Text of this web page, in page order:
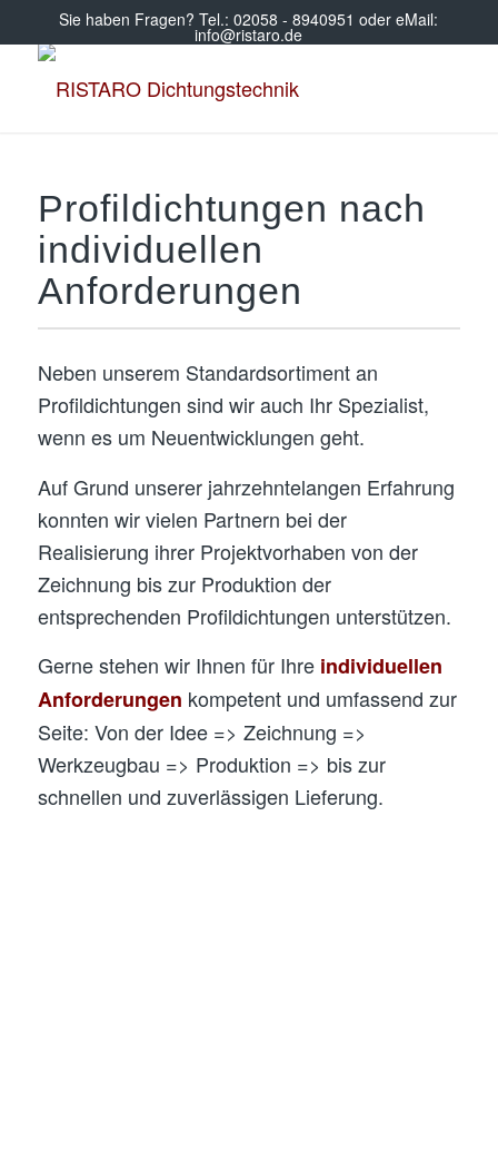
Sie haben Fragen? Tel.: 02058 - 8940951 oder eMail:
info@ristaro.de
Profildichtungen nach
individuellen
Anforderungen
Neben unserem Standardsortiment an
Profildichtungen sind wir auch Ihr Spezialist,
wenn es um Neuentwicklungen geht.
Auf Grund unserer jahrzehntelangen Erfahrung
konnten wir vielen Partnern bei der
Realisierung ihrer Projektvorhaben von der
Zeichnung bis zur Produktion der
entsprechenden Profildichtungen unterstützen.
Gerne stehen wir Ihnen für Ihre individuellen
Anforderungen kompetent und umfassend zur
Seite: Von der Idee => Zeichnung =>
Werkzeugbau => Produktion => bis zur
schnellen und zuverlässigen Lieferung.